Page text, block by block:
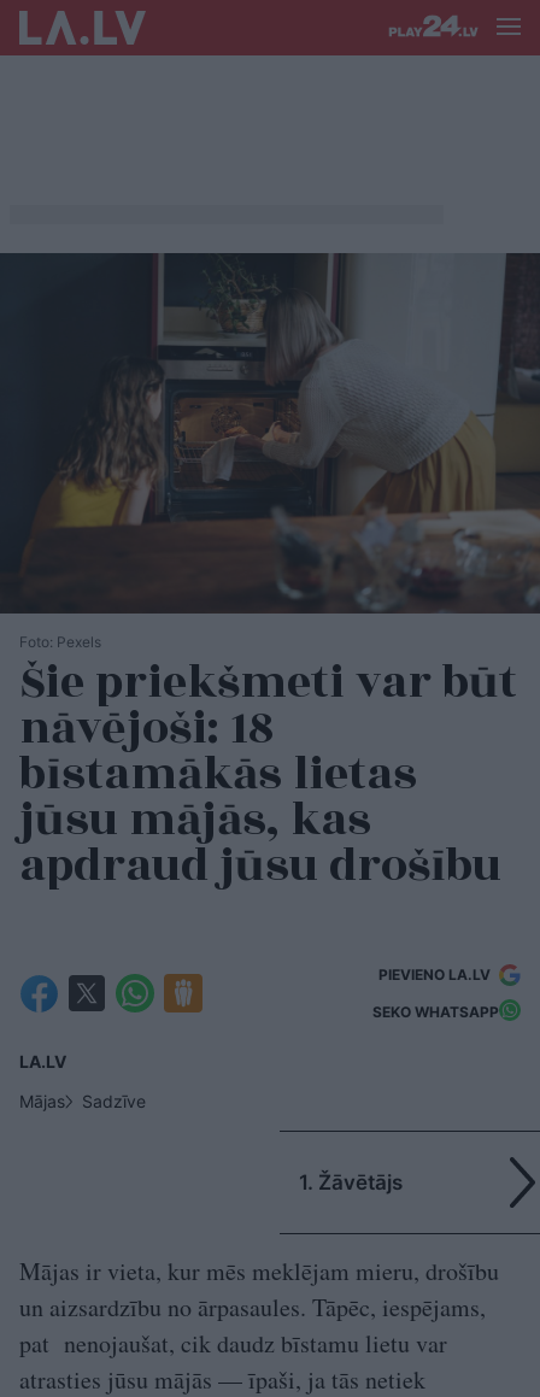
Foto: Pexels
Šie priekšmeti var būt
nāvējoši: 18
bīstamākās lietas
jūsu mājās, kas
apdraud jūsu drošību
PIEVIENO LA.LV
SEKO WHATSAPP
LA.LV
Mājas
Sadzīve
1. Žāvētājs
Mājas ir vieta, kur mēs meklējam mieru, drošību
un aizsardzību no ārpasaules. Tāpēc, iespējams,
pat nenojaušat, cik daudz bīstamu lietu var
atrasties jūsu mājās — īpaši, ja tās netiek